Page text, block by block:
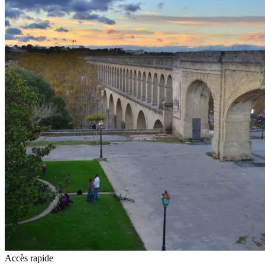
Accès rapide